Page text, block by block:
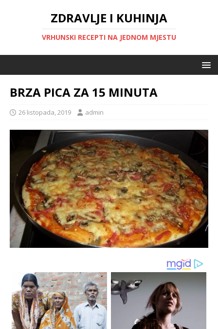
ZDRAVLJE I KUHINJA
VRHUNSKI RECEPTI NA JEDNOM MJESTU
BRZA PICA ZA 15 MINUTA
26 listopada, 2019 admin